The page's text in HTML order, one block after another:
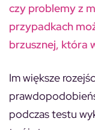
czy problemy z
przypadkach
brzusznej, która
Im większe
podczas testu